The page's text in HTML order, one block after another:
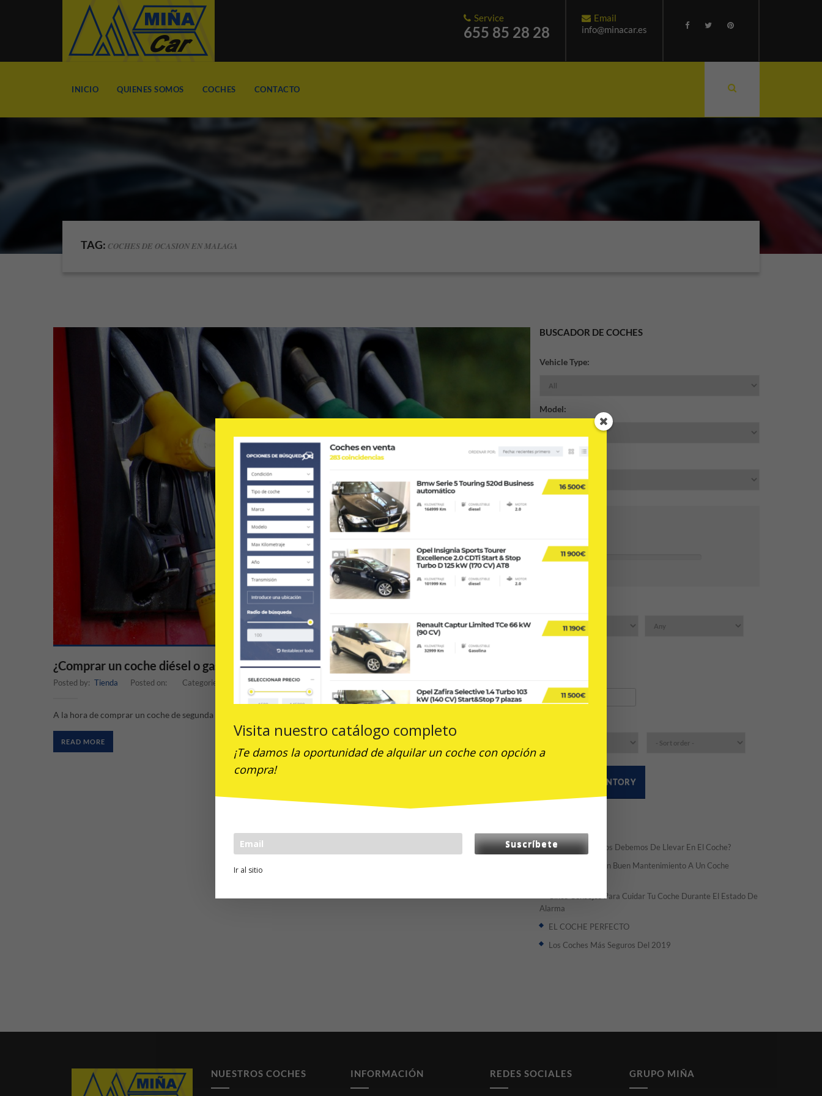
Email
info@minacar.es
Service
655 85 28 28
INICIO QUIENES SOMOS COCHES CONTACTO
TAG: COCHES DE OCASION EN MALAGA
¿Comprar un coche diésel o gasolina?
Posted by: Tienda Posted on: Categories: Noticias
A la hora de comprar un coche de segunda mano, surgen muchas dudas y una de las […]
READ MORE
BUSCADOR DE COCHES
Vehicle Type:
Model:
Make:
SEARCH INVENTORY
¿Qué Documentos Debemos De Llevar En El Coche?
Como Realizar Un Buen Mantenimiento A Un Coche
Cinco Consejos Para Cuidar Tu Coche Durante El Estado De
Alarma
EL COCHE PERFECTO
Los Coches Más Seguros Del 2019
NUESTROS COCHES INFORMACIÓN REDES SOCIALES GRUPO MIÑA
Visita nuestro catálogo completo
¡Te damos la oportunidad de alquilar un coche con opción a
compra!
Suscríbete
Ir al sitio